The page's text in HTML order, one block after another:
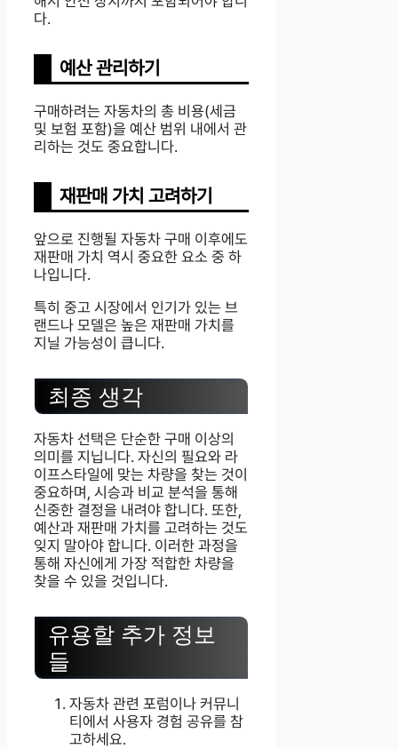
다.
예산 관리하기
구매하려는 자동차의 총 비용(세금
및 보험 포함)을 예산 범위 내에서 관
리하는 것도 중요합니다.
재판매 가치 고려하기
앞으로 진행될 자동차 구매 이후에도
재판매 가치 역시 중요한 요소 중 하
나입니다.
특히 중고 시장에서 인기가 있는 브
랜드나 모델은 높은 재판매 가치를
지닐 가능성이 큽니다.
최종 생각
자동차 선택은 단순한 구매 이상의
의미를 지닙니다. 자신의 필요와 라
이프스타일에 맞는 차량을 찾는 것이
중요하며, 시승과 비교 분석을 통해
신중한 결정을 내려야 합니다. 또한,
예산과 재판매 가치를 고려하는 것도
잊지 말아야 합니다. 이러한 과정을
통해 자신에게 가장 적합한 차량을
찾을 수 있을 것입니다.
유용할 추가 정보
들
자동차 관련 포럼이나 커뮤니
티에서 사용자 경험 공유를 참
고하세요.